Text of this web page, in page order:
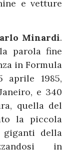
e vetture
Minardi.
parola fine
in Formula
aprile 1985,
e 340
quella del
la piccola
della
in